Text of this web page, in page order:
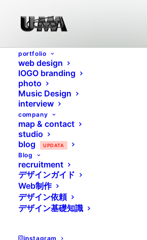
portfolio
web design
lOGO branding
photo
Music Design
interview
company
map & contact
studio
blog
UPDATA
Blog
recruitment
デザインガイド
Web制作
デザイン依頼
デザイン基礎知識
instagram
2015/04/06 | IN